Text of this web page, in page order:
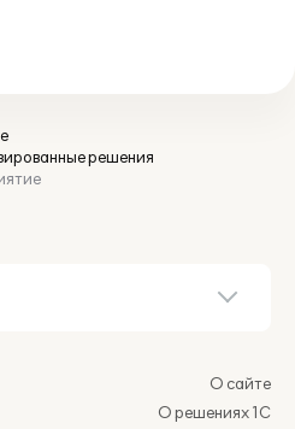
решения
О сайте
О решениях 1С